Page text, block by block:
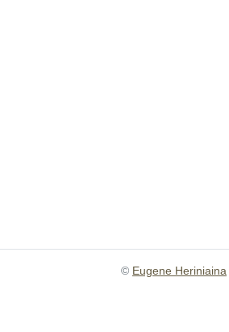
© Eugene Heriniaina